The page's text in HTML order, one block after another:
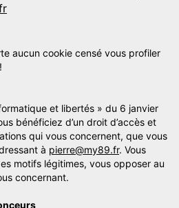
aucun cookie censé vous profiler
et libertés » du 6 janvier
bénéficiez d’un droit d’accès et
qui vous concernent, que vous
à pierre@my89.fr. Vous
motifs légitimes, vous opposer au
concernant.